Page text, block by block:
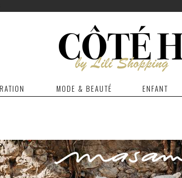
MODE & BEAUTÉ ENFANT